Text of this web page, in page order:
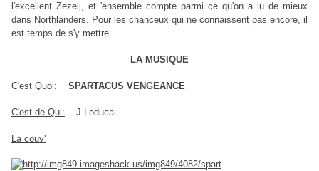
l'excellent Zezelj, et 'ensemble compte parmi ce qu'on a lu de mieux
dans Northlanders. Pour les chanceux qui ne connaissent pas encore, il
est temps de s'y mettre.
LA MUSIQUE
C'est Quoi: SPARTACUS VENGEANCE
C'est de Qui: J Loduca
La couv'